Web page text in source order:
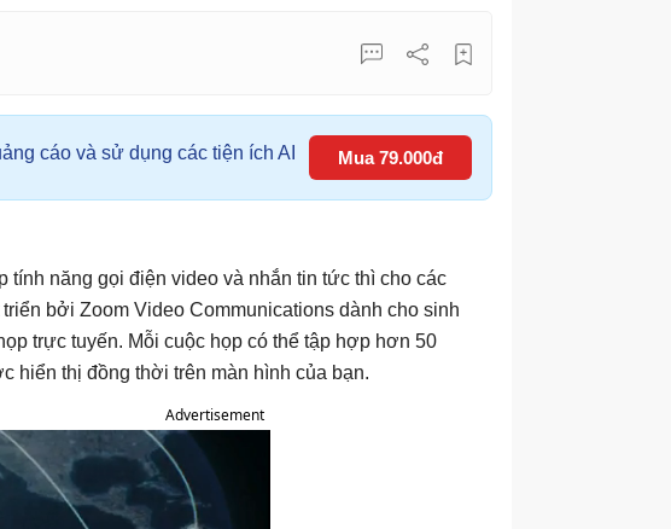
cáo và sử dụng các tiện ích AI Mua 79.000đ
tính năng gọi điện video và nhắn tin tức thì cho các
bởi Zoom Video Communications dành cho sinh
trực tuyến. Mỗi cuộc họp có thể tập hợp hơn 50
hiển thị đồng thời trên màn hình của bạn.
Advertisement